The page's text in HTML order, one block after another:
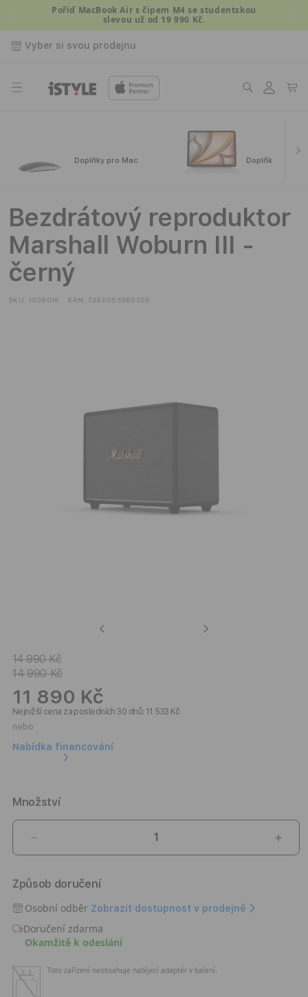
Přejít kPořiď MacBook Air s čipem M4 se studentskou
slevou už od 19 990 Kč.
Vyber si svou prodejnu
Přihlásit
se
Košík
Doplňky pro Mac Doplňky pro
Bezdrátový reproduktor
Marshall Woburn III -
černý
SKU: 1006016 EAN: 7340055385305
Previous Next
14 990 Kč
14 990 Kč
11 890 Kč
Nejnižší cena za posledních 30 dnů: 11 533 Kč
nebo
Nabídka financování
Množství
množství
Bezdrátový
reproduktor
Marshall
Woburn
III
černý
Způsob doručení
Osobní odběr Zobrazit dostupnost v prodejně
Doručení zdarma
Okamžitě k odeslání
Toto zařízení neobsahuje nabíjecí adaptér v balení.